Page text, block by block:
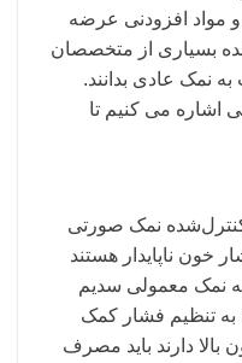
مواد افزودنی عرضه
بسیاری از متخصصان
به نمک عادی بدانند.
اشاره می کنیم تا
نمک صورتی
خون ناپایدار هستند
نمک معمولی سدیم
به تنظیم فشار کمک
بالا دارند باید مصرف